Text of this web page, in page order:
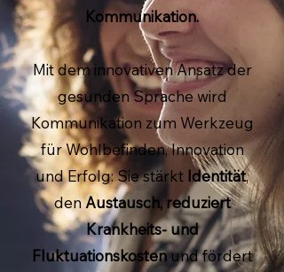
Kommunikation.
Mit dem innovativen Ansatz der
gesunden Sprache wird
Kommunikation zum Werkzeug
für Wohlbefinden, Innovation
und Erfolg: Sie stärkt Identität,
denAustausch,reduziert
Krankheits- und
Fluktuationskostenund fördert